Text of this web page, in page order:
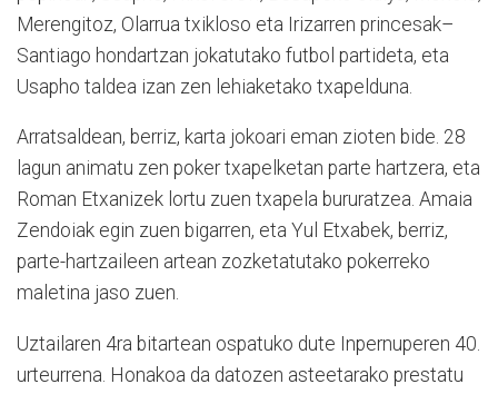
Merengitoz, Olarrua txikloso eta Irizarren princesak–
Santiago hondartzan jokatutako futbol partideta, eta
Usapho taldea izan zen lehiaketako txapelduna.
Arratsaldean, berriz, karta jokoari eman zioten bide. 28
lagun animatu zen poker txapelketan parte hartzera, eta
Roman Etxanizek lortu zuen txapela bururatzea. Amaia
Zendoiak egin zuen bigarren, eta Yul Etxabek, berriz,
parte-hartzaileen artean zozketatutako pokerreko
maletina jaso zuen.
Uztailaren 4ra bitartean ospatuko dute Inpernuperen 40.
urteurrena. Honakoa da datozen asteetarako prestatu